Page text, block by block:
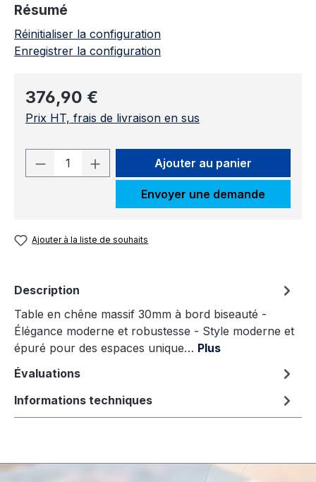
Résumé
Réinitialiser la configuration
Enregistrer la configuration
Prix régulier :
376,90 €
Prix HT, frais de livraison en sus
Quantité de produit : Entrez la
Ajouter au panier
Envoyer une demande
Ajouter à la liste de souhaits
Description
Table en chêne massif 30mm à bord biseauté -
Élégance moderne et robustesse - Style moderne et
épuré pour des espaces unique… Plus
Évaluations
Informations techniques